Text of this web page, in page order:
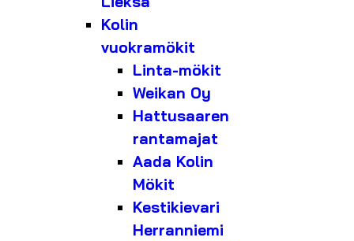
Kolin
vuokramökit
Linta-mökit
Weikan Oy
Hattusaaren
rantamajat
Aada Kolin
Mökit
Kestikievari
Herranniemi